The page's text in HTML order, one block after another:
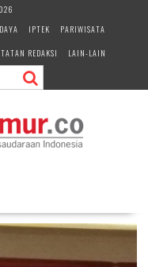
IPTEK
PARIWISATA
REDAKSI LAIN-LAIN